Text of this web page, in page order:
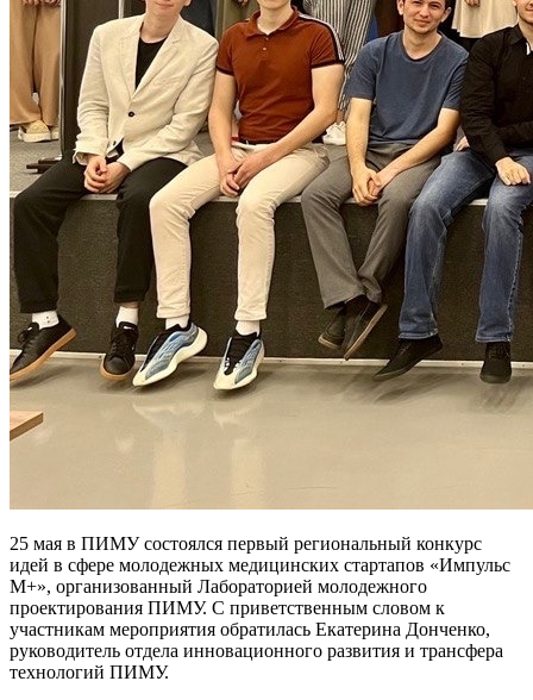
25 мая в ПИМУ состоялся первый региональный конкурс
идей в сфере молодежных медицинских стартапов «Импульс
М+», организованный Лабораторией молодежного
проектирования ПИМУ. С приветственным словом к
участникам мероприятия обратилась Екатерина Донченко,
руководитель отдела инновационного развития и трансфера
технологий ПИМУ.